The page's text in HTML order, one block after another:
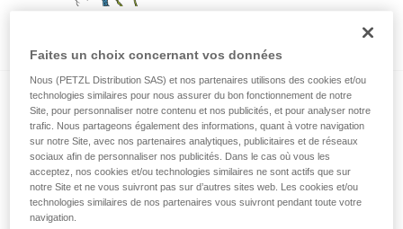
Principes de base de via ferrata
Faites un choix concernant vos données
Nous (PETZL Distribution SAS) et nos partenaires utilisons des cookies et/ou
technologies similaires pour nous assurer du bon fonctionnement de notre
Site, pour personnaliser notre contenu et nos publicités, et pour analyser notre
trafic. Nous partageons également des informations, quant à votre navigation
sur notre Site, avec nos partenaires analytiques, publicitaires et de réseaux
sociaux afin de personnaliser nos publicités. Dans le cas où vous les
acceptez, nos cookies et/ou technologies similaires ne sont actifs que sur
notre Site et ne vous suivront pas sur d’autres sites web. Les cookies et/ou
technologies similaires de nos partenaires vous suivront pendant toute votre
navigation.